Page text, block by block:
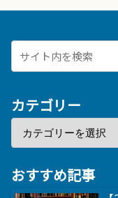
カテゴリー
おすすめ記事